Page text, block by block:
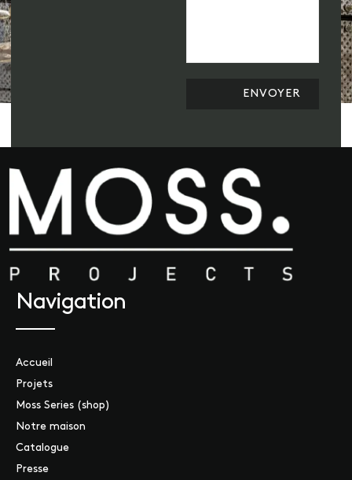
Navigation
Accueil
Projets
Moss Series (shop)
Notre maison
Catalogue
Presse